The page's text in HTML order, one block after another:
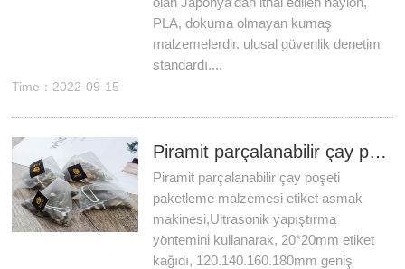
PLA, dokuma olmayan kumaş
malzemelerdir. ulusal güvenlik denetim
standardı....
Time：2022-09-15
Piramit parçalanabilir çay poşeti paketleme malzemesi etiket asmak makinesi
Piramit parçalanabilir çay poşeti
paketleme malzemesi etiket asmak
makinesi,Ultrasonik yapıştırma
yöntemini kullanarak, 20*20mm etiket
kağıdı, 120.140.160.180mm geniş